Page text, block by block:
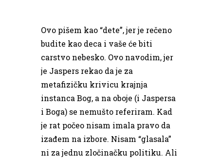
Ovo pišem kao “dete”, jer je rečeno
budite kao deca i vaše će biti
carstvo nebesko. Ovo navodim, jer
je Jaspers rekao da je za
metafizičku krivicu krajnja
instanca Bog, a na oboje (i Jaspersa
i Boga) se nemušto referiram. Kad
je rat počeo nisam imala pravo da
izađem na izbore. Nisam “glasala”
ni za jednu zločinačku politiku. Ali